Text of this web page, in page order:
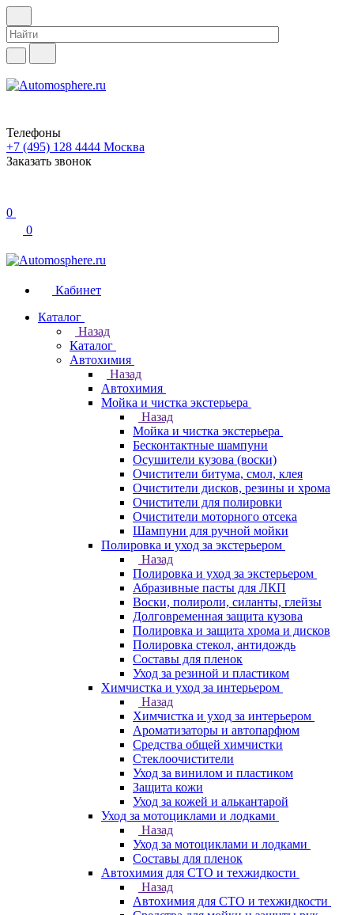
Телефоны
+7 (495) 128 4444 Москва
Заказать звонок
0
0
Кабинет
Каталог
Назад
Каталог
Автохимия
Назад
Автохимия
Мойка и чистка экстерьера
Назад
Мойка и чистка экстерьера
Бесконтактные шампуни
Осушители кузова (воски)
Очистители битума, смол, клея
Очистители дисков, резины и хрома
Очистители для полировки
Очистители моторного отсека
Шампуни для ручной мойки
Полировка и уход за экстерьером
Назад
Полировка и уход за экстерьером
Абразивные пасты для ЛКП
Воски, полироли, силанты, глейзы
Долговременная защита кузова
Полировка и защита хрома и дисков
Полировка стекол, антидождь
Составы для пленок
Уход за резиной и пластиком
Химчистка и уход за интерьером
Назад
Химчистка и уход за интерьером
Ароматизаторы и автопарфюм
Средства общей химчистки
Стеклоочистители
Уход за винилом и пластиком
Защита кожи
Уход за кожей и алькантарой
Уход за мотоциклами и лодками
Назад
Уход за мотоциклами и лодками
Составы для пленок
Автохимия для СТО и техжидкости
Назад
Автохимия для СТО и техжидкости